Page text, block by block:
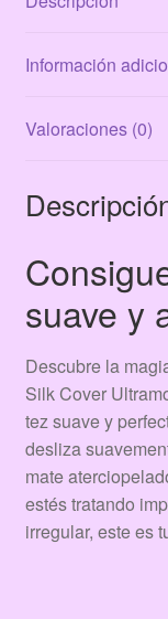
Información
Valoraciones (0)
suave y
Descubre la
Silk Cover
tez suave y
desliza
mate
estés tratando
irregular, este es